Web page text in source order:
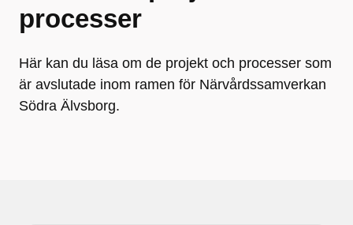
processer
Här kan du läsa om de projekt och processer som
är avslutade inom ramen för Närvårdssamverkan
Södra Älvsborg.